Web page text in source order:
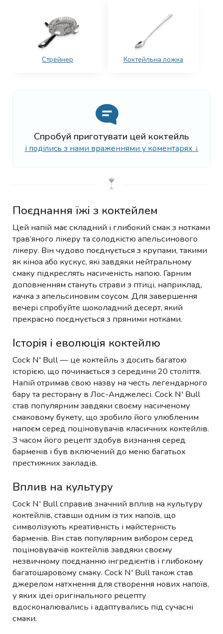
Стрейнер Коктейльна ложка
Спробуй приготувати цей коктейль
і поділись з нами враженнями у коментарях ↓
Поєднання їжі з коктейлем
Цей напій має складний і глибокий смак з нотками
трав’яного лікеру та солодкістю апельсинового
лікеру. Він чудово поєднується з крупами, такими
як кіноа або кускус, які завдяки нейтральному
смаку підкреслять насиченість напою. Гарним
доповненням стануть страви з птиці, наприклад,
качка з апельсиновим соусом. Для завершення
вечері спробуйте шоколадний десерт, який
прекрасно поєднується з пряними нотками.
Історія і еволюція коктейлю
Cock N' Bull — це коктейль з досить багатою
історією, що починається з середини 20 століття.
Напій отримав свою назву на честь легендарного
бару та ресторану в Лос-Анджелесі. Cock N' Bull
став популярним завдяки своєму насиченому
смаковому букету, що зробило його улюбленим
напоєм серед поціновувачів класичних коктейлів.
З часом його рецепт здобув визнання серед
барменів і був включений до меню багатьох
престижних закладів.
Вплив на культуру
Cock N' Bull справив значний вплив на культуру
коктейлів, ставши одним із тих напоїв, що
символізують креативність і майстерність
барменів. Він став популярним вибором серед
поціновувачів коктейлів завдяки своєму
незвичному поєднанню інгредієнтів і глибокому
багатошаровому смаку. Cock N' Bull також став
джерелом натхнення для створення нових напоїв,
у яких ідеї оригінального рецепту
вдосконалювались і адаптувались під сучасні
смаки.